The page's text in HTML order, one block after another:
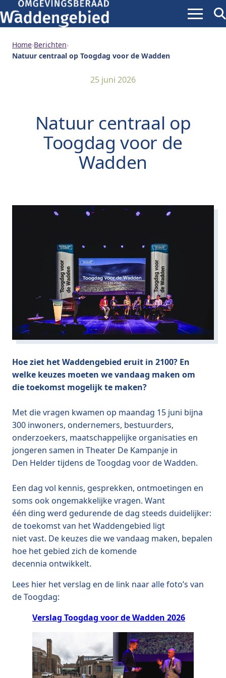
Menu
Home›Berichten›
Natuur centraal op Toogdag voor de Wadden
25 juni 2026
Natuur centraal op
Toogdag voor de
Wadden
Hoe ziet het Waddengebied eruit in 2100? En
welke keuzes moeten we vandaag maken om
die toekomst mogelijk te maken?
Met die vragen kwamen op maandag 15 juni bijna
300 inwoners, ondernemers, bestuurders,
onderzoekers, maatschappelijke organisaties en
jongeren samen in Theater De Kampanje in
Den Helder tijdens de Toogdag voor de Wadden.
Een dag vol kennis, gesprekken, ontmoetingen en
soms ook ongemakkelijke vragen. Want
één ding werd gedurende de dag steeds duidelijker:
de toekomst van het Waddengebied ligt
niet vast. De keuzes die we vandaag maken, bepalen
hoe het gebied zich de komende
decennia ontwikkelt.
Lees hier het verslag en de link naar alle foto’s van
de Toogdag:
Verslag Toogdag voor de Wadden 2026